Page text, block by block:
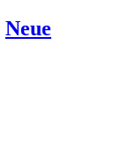
Neue